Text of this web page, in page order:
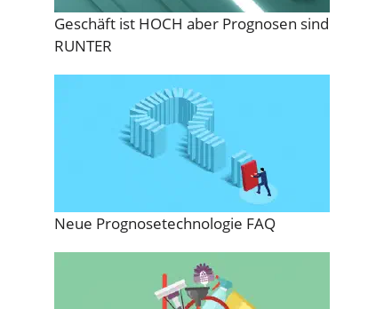
Geschäft ist HOCH aber Prognosen sind
RUNTER
Neue Prognosetechnologie FAQ